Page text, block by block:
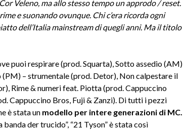
Veleno, ma allo stesso tempo un approdo / reset.
e suonando ovunque. Chi c’era ricorda ogni
dell’Italia mainstream di quegli anni. Ma il titolo
puoi respirare (prod. Squarta), Sotto assedio (AM)
– strumentale (prod. Detor), Non calpestare il
Rime & numeri feat. Piotta (prod. Cappuccino
Cappuccino Bros, Fuji & Zanzi). Di tutti i pezzi
è stata un modello per intere generazioni di MC.
der trucido”, “21 Tyson” è stata così